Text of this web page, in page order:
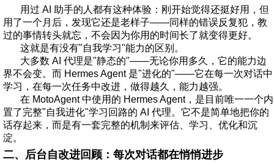
用过 AI 助手的人都有这种体验：刚开始觉得还挺好用，但
用了一个月后，发现它还是老样子——同样的错误反复犯，教
过的事情转头就忘，不会因为你用的时间长了就变得更好。
这就是有没有"自我学习"能力的区别。
大多数 AI 代理是"静态的"——无论你用多久，它的能力边
界不会变。而 Hermes Agent 是"进化的"——它在每一次对话中
学习，在每一次任务中改进，做得越久，能力越强。
在 MotoAgent中使用的 Hermes Agent，是目前唯一一个内
置了完整"自我进化"学习回路的 AI 代理。它不是简单地把你的
话存起来，而是有一套完整的机制来评估、学习、优化和沉
淀。
二、后台自改进回顾：每次对话都在悄悄进步